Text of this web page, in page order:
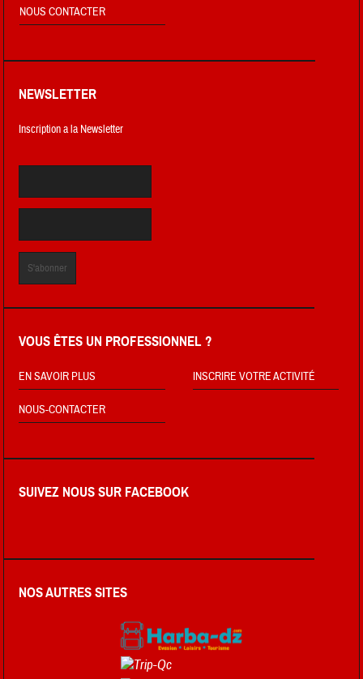
NOUS CONTACTER
NEWSLETTER
Inscription a la Newsletter
VOUS ÊTES UN PROFESSIONNEL ?
EN SAVOIR PLUS INSCRIRE VOTRE ACTIVITÉ
NOUS-CONTACTER
SUIVEZ NOUS SUR FACEBOOK
NOS AUTRES SITES